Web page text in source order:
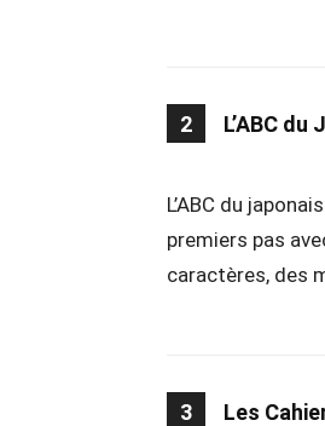
2 L’ABC du
L’ABC du
premiers pas
caractères, des
3 Les